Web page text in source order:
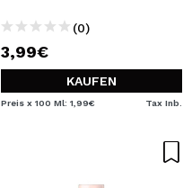
(0)
3,99€
KAUFEN
Preis x 100 Ml: 1,99€ Tax Inb.